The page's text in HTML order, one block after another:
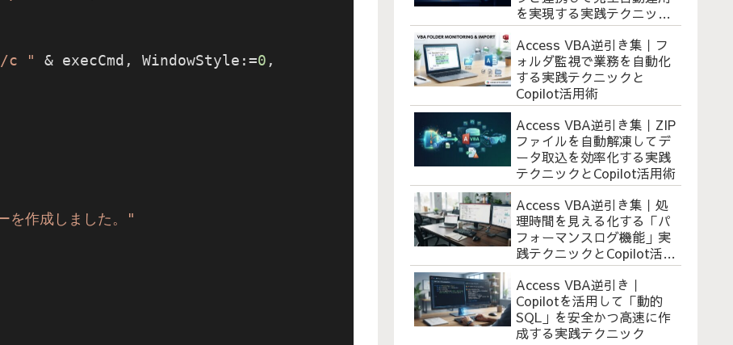
/c " & execCmd, WindowStyle:=0 ,
を作成しました。"
を実現する実践テクニック
とCopilot活用術
Access VBA逆引き集｜フ
ォルダ監視で業務を自動化
する実践テクニックと
Copilot活用術
Access VBA逆引き集｜ZIP
ファイルを自動解凍してデ
ータ取込を効率化する実践
テクニックとCopilot活用術
Access VBA逆引き集｜処
理時間を見える化する「パ
フォーマンスログ機能」実
践テクニックとCopilot活用
術
Access VBA逆引き｜
Copilotを活用して「動的
SQL」を安全かつ高速に作
成する実践テクニック